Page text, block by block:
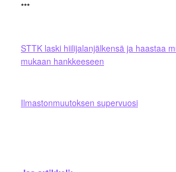
***
STTK laski hiilijalanjälkensä ja haastaa
mukaan hankkeeseen
Ilmastonmuutoksen supervuosi